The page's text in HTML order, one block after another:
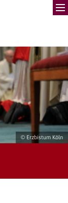
© Erzbistum Köln